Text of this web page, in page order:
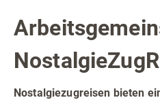
Veranstaltungen
Wandern
Nostalgiezugreisen bieten